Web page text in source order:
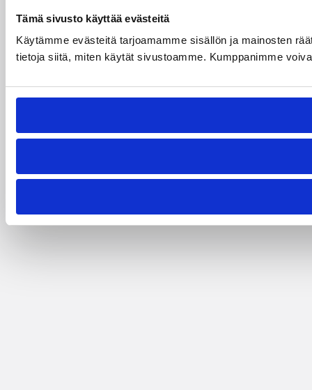
Tämä sivusto käyttää evästeitä
Käytämme evästeitä tarjoamamme sisällön ja mainosten
tietoja siitä, miten käytät sivustoamme. Kumppanimme